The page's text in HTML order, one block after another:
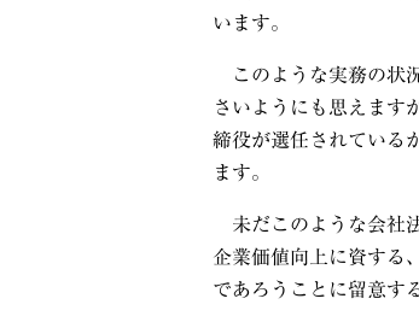
います。
このような実務の状
さいようにも思えます
締役が選任されている
ます。
未だこのような会社
企業価値向上に資する
であろうことに留意す